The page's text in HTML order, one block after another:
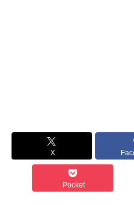
X
Pocket